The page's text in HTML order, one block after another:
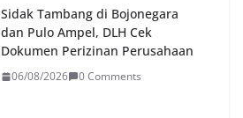
Sidak Tambang di Bojonegara
dan Pulo Ampel, DLH Cek
Dokumen Perizinan Perusahaan
06/08/2026 0 Comments